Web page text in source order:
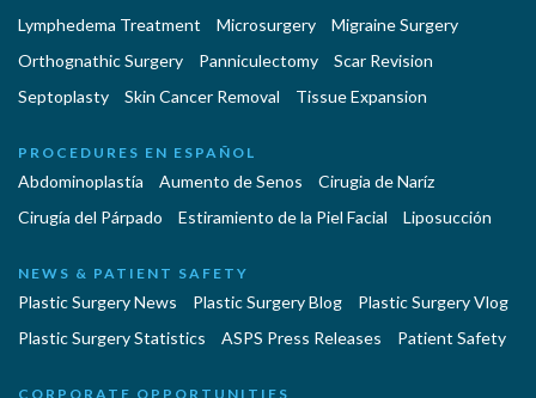
Lymphedema Treatment
Microsurgery
Migraine Surgery
Orthognathic Surgery
Panniculectomy
Scar Revision
Septoplasty
Skin Cancer Removal Tissue Expansion
PROCEDURES EN ESPAÑOL
Abdominoplastía Aumento de Senos
Cirugia de Naríz
Cirugía del Párpado
Estiramiento de la Piel Facial Liposucción
NEWS & PATIENT SAFETY
Plastic Surgery News Plastic Surgery Blog
Plastic Surgery Vlog
Plastic Surgery Statistics
ASPS Press Releases Patient Safety
CORPORATE OPPORTUNITIES